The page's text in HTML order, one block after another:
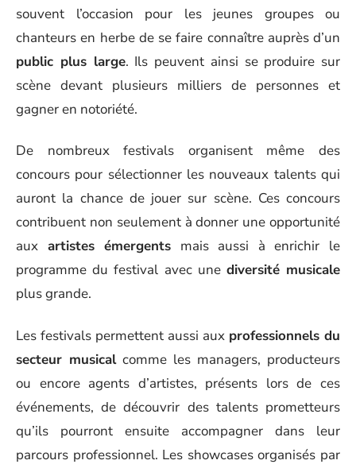
souvent l’occasion pour les jeunes groupes ou
chanteurs en herbe de se faire connaître auprès d’un
public plus large. Ils peuvent ainsi se produire sur
scène devant plusieurs milliers de personnes et
gagner en notoriété.
De nombreux festivals organisent même des
concours pour sélectionner les nouveaux talents qui
auront la chance de jouer sur scène. Ces concours
contribuent non seulement à donner une opportunité
aux artistes émergents mais aussi à enrichir le
programme du festival avec une diversité musicale
plus grande.
Les festivals permettent aussi aux professionnels du
secteur musicalcomme les managers, producteurs
ou encore agents d’artistes, présents lors de ces
événements, de découvrir des talents prometteurs
qu’ils pourront ensuite accompagner dans leur
parcours professionnel. Les showcases organisés par